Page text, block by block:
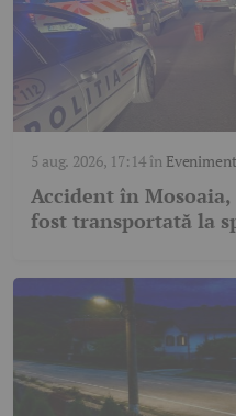
5 aug. 2026, 17:14în
Accident în Mosoaia,
fost transportată la